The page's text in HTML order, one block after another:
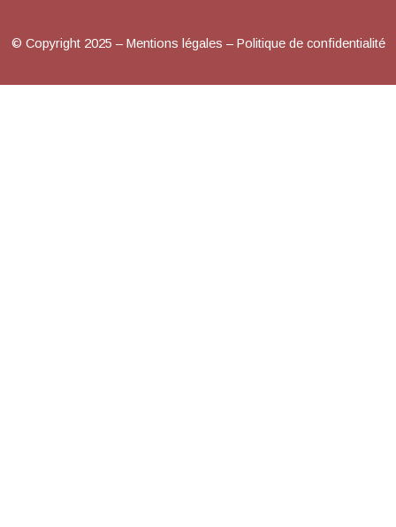
© Copyright 2025 – Mentions légales – Politique de confidentialité